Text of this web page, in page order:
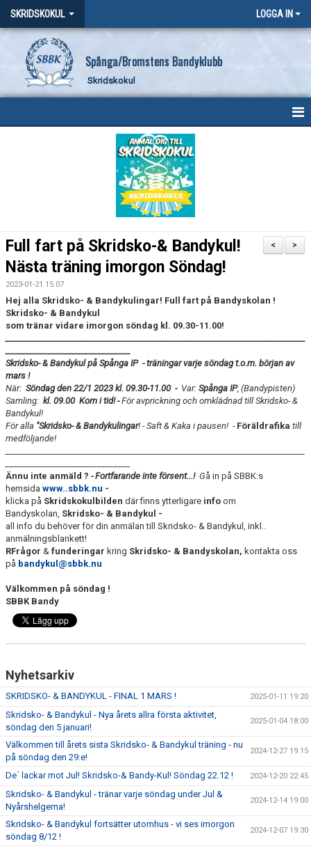
SKRIDSKOKUL LOGGA IN
Spånga/Bromstens Bandyklubb
Skridskokul
BILDGALLERI
DOKUMENT
KONTAKT
>
<
Full fart på Skridsko-& Bandykul!
Nästa träning imorgon Söndag!
2023-01-21 15:07
Hej alla Skridsko- & Bandykulingar! Full fart på Bandyskolan !
Skridsko- & Bandykul
som tränar vidare imorgon söndag kl. 09.30-11.00!
________________________________________________________________________
______________________________
Skridsko- & Bandykul på Spånga IP - träningar varje söndag t.o.m. början av
mars !
När: Söndag den 22/1 2023 kl. 09.30-11.00 - Var: Spånga IP, (Bandypisten)
Samling: kl. 09.00 Kom i tid! -För avprickning och omklädnad till Skridsko- &
Bandykul!
För alla "Skridsko- & Bandykulingar! - Saft & Kaka i pausen! -Föräldrafika till
medföljande!
Ännu inte anmäld ? - Fortfarande inte försent...! Gå in på SBBK:s
hemsida www..sbbk.nu -
klicka på Skridskokulbilden där finns ytterligare info om
Bandyskolan, Skridsko- & Bandykul -
all info du behöver för din anmälan till Skridsko- & Bandykul, inkl..
anmälningsblankett!
RFrågor & funderingar kring Skridsko- & Bandyskolan, kontakta oss
på bandykul@sbbk.nu
Välkommen på söndag !
SBBK Bandy
Nyhetsarkiv
SKRIDSKO- & BANDYKUL - FINAL 1 MARS ! 2025-01-11 19:20
Skridsko- & Bandykul - Nya årets allra första aktivitet,
söndag den 5 januari!
2025-01-04 18:00
Välkommen till årets sista Skridsko- & Bandykul träning - nu
på söndag den 29:e!
2024-12-27 19:15
De´ lackar mot Jul! Skridsko-& Bandy-Kul! Söndag 22.12 ! 2024-12-20 22:45
Skridsko- & Bandykul - tränar varje söndag under Jul &
Nyårshelgerna!
2024-12-14 19:00
Skridsko- & Bandykul fortsätter utomhus - vi ses imorgon
söndag 8/12 !
2024-12-07 19:30